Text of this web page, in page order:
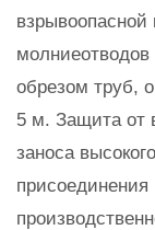
молниеотводов
обрезом труб,
5 м. Защита от
заноса
присоединения